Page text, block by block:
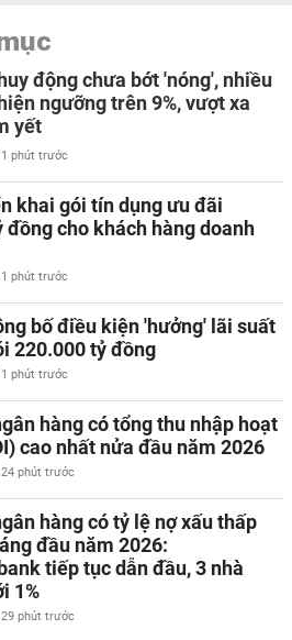
động chưa bớt 'nóng', nhiều
ngưỡng trên 9%, vượt xa
yết
1 phút trước
khai gói tín dụng ưu đãi
đồng cho khách hàng doanh
1 phút trước
bố điều kiện 'hưởng' lãi suất
220.000 tỷ đồng
1 phút trước
hàng có tổng thu nhập hoạt
cao nhất nửa đầu năm 2026
24 phút trước
hàng có tỷ lệ nợ xấu thấp
đầu năm 2026:
tiếp tục dẫn đầu, 3 nhà
1%
29 phút trước